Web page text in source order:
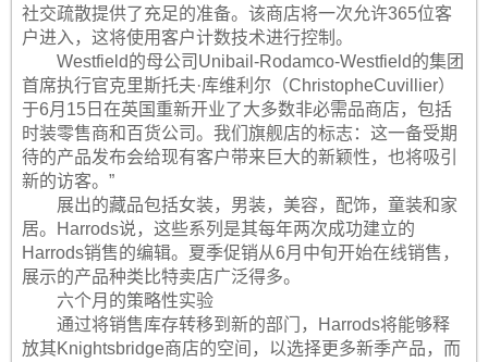
社交疏散提供了充足的准备。该商店将一次允许365位客
户进入，这将使用客户计数技术进行控制。
Westfield的母公司Unibail-Rodamco-Westfield的集团
首席执行官克里斯托夫·库维利尔（ChristopheCuvillier）
于6月15日在英国重新开业了大多数非必需品商店，包括
时装零售商和百货公司。我们旗舰店的标志：这一备受期
待的产品发布会给现有客户带来巨大的新颖性，也将吸引
新的访客。”
展出的藏品包括女装，男装，美容，配饰，童装和家
居。Harrods说，这些系列是其每年两次成功建立的
Harrods销售的编辑。夏季促销从6月中旬开始在线销售，
展示的产品种类比特卖店广泛得多。
六个月的策略性实验
通过将销售库存转移到新的部门，Harrods将能够释
放其Knightsbridge商店的空间，以选择更多新季产品，而